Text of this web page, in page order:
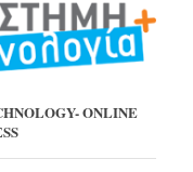
ONLINE